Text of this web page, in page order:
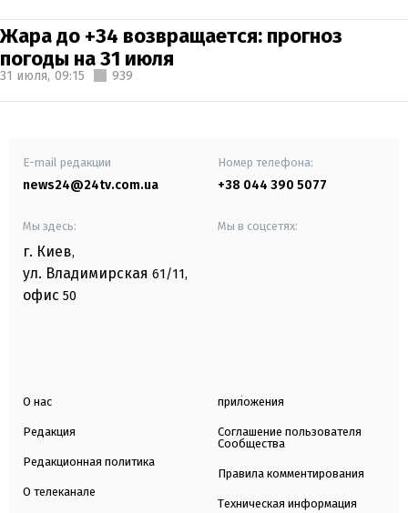
Жара до +34 возвращается: прогноз
погоды на 31 июля
31 июля, 09:15 939
E-mail редакции
news24@24tv.com.ua
Номер телефона:
+38 044 390 5077
Мы здесь:
г. Киев,
ул. Владимирская 61/11,
офис 50
Мы в соцсетях:
О нас
Редакция
Редакционная политика
О телеканале
приложения
Соглашение пользователя
Сообщества
Правила комментирования
Техническая информация